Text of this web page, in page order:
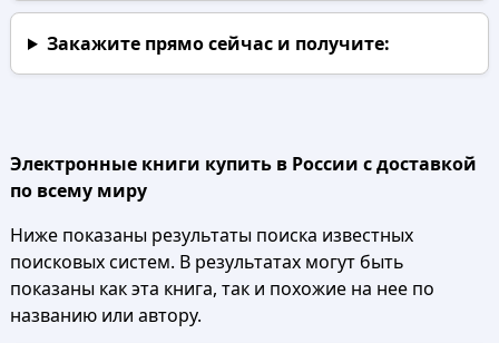
Закажите прямо сейчаси получите:
Электронные книги купить в России с доставкой
по всему миру
Ниже показаны результаты поиска известных
поисковых систем. В результатах могут быть
показаны как эта книга, так и похожие на нее по
названию или автору.